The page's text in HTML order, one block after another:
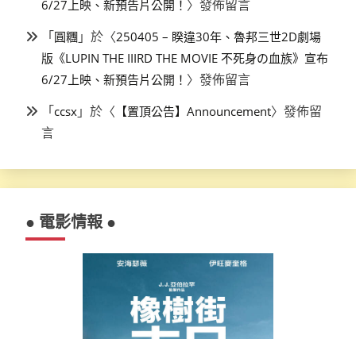
6/27上映、新預告片公開！ 〉發佈留言
「圓糰 」於〈250405 – 睽違30年、魯邦三世2D劇場
版《LUPIN THE IIIRD THE MOVIE 不死身の血族》宣布
6/27上映、新預告片公開！ 〉發佈留言
「ccsx 」於〈 【置頂公告】Announcement〉發佈留
言
● 電影情報 ●